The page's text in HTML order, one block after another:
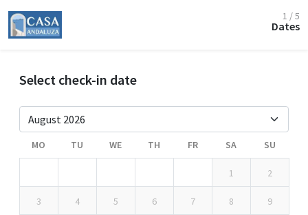
1 / 5
Dates
Select check-in date
MO TU WE TH FR SA SU
1 2
3 4 5 6 7 8 9